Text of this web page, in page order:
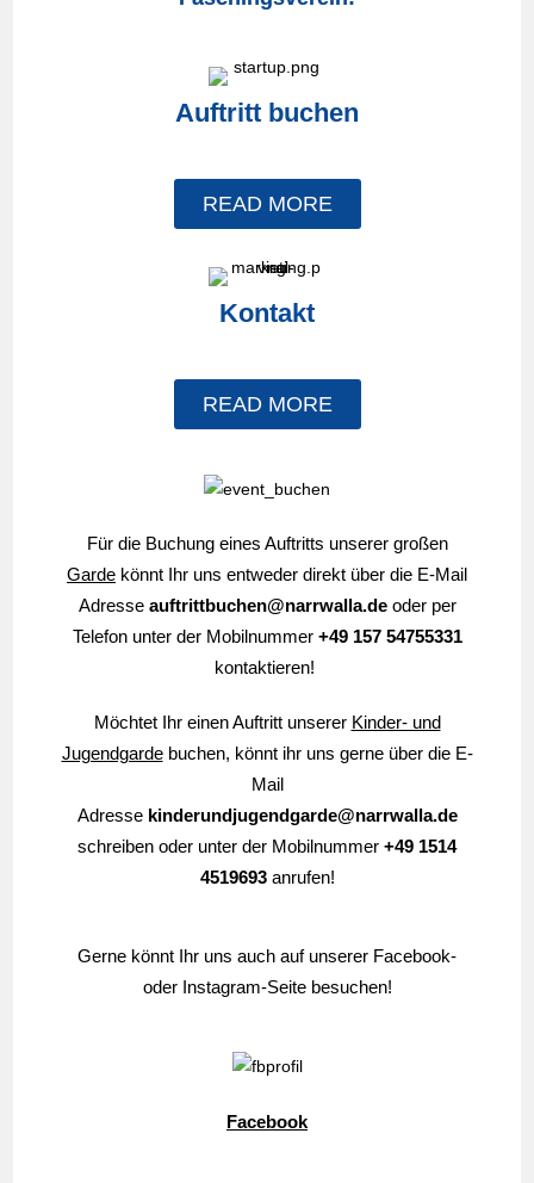
Auftritt buchen
READ MORE
Kontakt
READ MORE
Für die Buchung eines Auftritts unserer großen
Garde könnt Ihr uns entweder direkt über die E-Mail
Adresse auftrittbuchen@narrwalla.deoder per
Telefon unter der Mobilnummer +49 157 54755331
kontaktieren!
Möchtet Ihr einen Auftritt unserer Kinder- und
Jugendgardebuchen, könnt ihr uns gerne über die E-
Mail
Adresse kinderundjugendgarde@narrwalla.de
schreiben oder unter der Mobilnummer +49 1514
4519693anrufen!
Gerne könnt Ihr uns auch auf unserer Facebook-
oder Instagram-Seite besuchen!
Facebook